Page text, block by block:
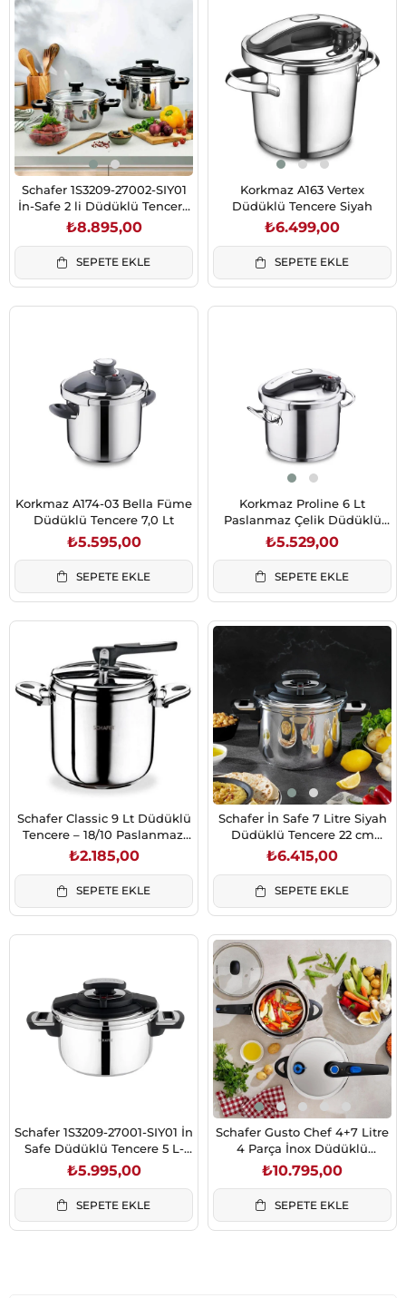
Schafer 1S3209-27002-SIY01
İn-Safe 2 li Düdüklü Tencere
Seti 4 Parça-Siyah
₺8.895,00
SEPETE EKLE
Korkmaz A163 Vertex
Düdüklü Tencere Siyah
₺6.499,00
SEPETE EKLE
Korkmaz A174-03 Bella Füme
Düdüklü Tencere 7,0 Lt
₺5.595,00
SEPETE EKLE
Korkmaz Proline 6 Lt
Paslanmaz Çelik Düdüklü
Tencere A177
₺5.529,00
SEPETE EKLE
Schafer Classic 9 Lt Düdüklü
Tencere – 18/10 Paslanmaz,
Kapsül Taban
₺2.185,00
SEPETE EKLE
Schafer İn Safe 7 Litre Siyah
Düdüklü Tencere 22 cm
İndüksiyon Uyumlu
₺6.415,00
SEPETE EKLE
Schafer 1S3209-27001-SIY01 İn
Safe Düdüklü Tencere 5 L-
Siyah
₺5.995,00
SEPETE EKLE
Schafer Gusto Chef 4+7 Litre
4 Parça İnox Düdüklü
Tencere Seti
₺10.795,00
SEPETE EKLE